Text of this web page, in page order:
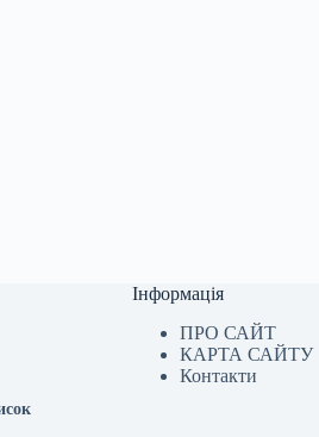
Інформація
ПРО САЙТ
КАРТА САЙТУ
Контакти